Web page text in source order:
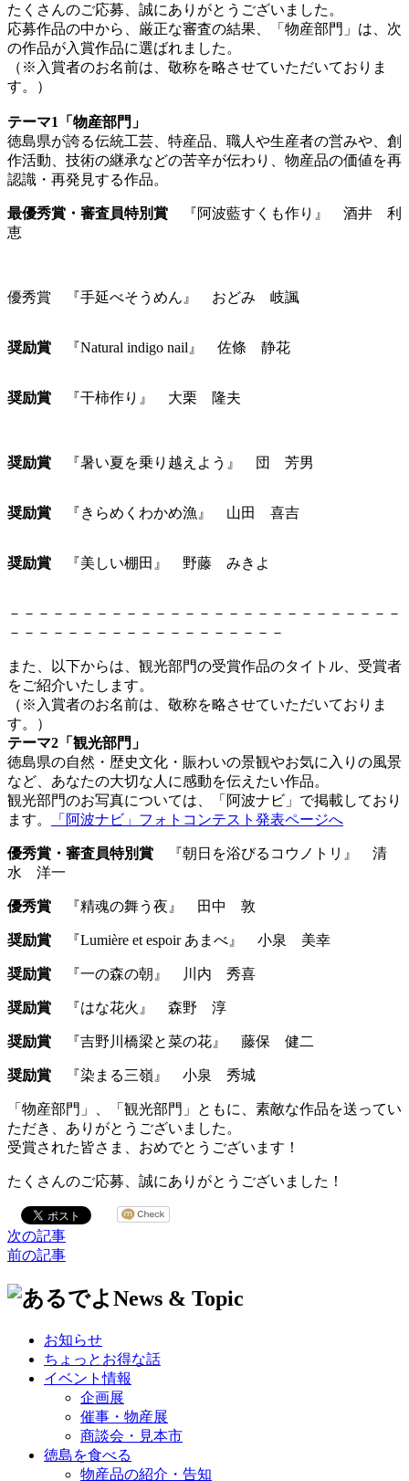
たくさんのご応募、誠にありがとうございました。
応募作品の中から、厳正な審査の結果、「物産部門」は、次
の作品が入賞作品に選ばれました。
（※入賞者のお名前は、敬称を略させていただいておりま
す。）
テーマ1「物産部門」
徳島県が誇る伝統工芸、特産品、職人や生産者の営みや、創
作活動、技術の継承などの苦辛が伝わり、物産品の価値を再
認識・再発見する作品。
最優秀賞・審査員特別賞 『阿波藍すくも作り』 酒井 利
恵
優秀賞 『手延べそうめん』 おどみ 岐諷
奨励賞 『Natural indigo nail』 佐條 静花
奨励賞 『干柿作り』 大栗 隆夫
奨励賞 『暑い夏を乗り越えよう』 団 芳男
奨励賞 『きらめくわかめ漁』 山田 喜吉
奨励賞 『美しい棚田』 野藤 みきよ
－－－－－－－－－－－－－－－－－－－－－－－－－－－
－－－－－－－－－－－－－－－－－－－
また、以下からは、観光部門の受賞作品のタイトル、受賞者
をご紹介いたします。
（※入賞者のお名前は、敬称を略させていただいておりま
す。）
テーマ2「観光部門」
徳島県の自然・歴史文化・賑わいの景観やお気に入りの風景
など、あなたの大切な人に感動を伝えたい作品。
観光部門のお写真については、「阿波ナビ」で掲載しており
ます。
「阿波ナビ」フォトコンテスト発表ページへ
優秀賞・審査員特別賞 『朝日を浴びるコウノトリ』 清
水 洋一
優秀賞 『精魂の舞う夜』 田中 敦
奨励賞 『Lumière et espoir あまべ』 小泉 美幸
奨励賞 『一の森の朝』 川内 秀喜
奨励賞 『はな花火』 森野 淳
奨励賞 『吉野川橋梁と菜の花』 藤保 健二
奨励賞 『染まる三嶺』 小泉 秀城
「物産部門」、「観光部門」ともに、素敵な作品を送ってい
ただき、ありがとうございました。
受賞された皆さま、おめでとうございます！
たくさんのご応募、誠にありがとうございました！
次の記事
前の記事
お知らせ
ちょっとお得な話
イベント情報
企画展
催事・物産展
商談会・見本市
徳島を食べる
物産品の紹介・告知